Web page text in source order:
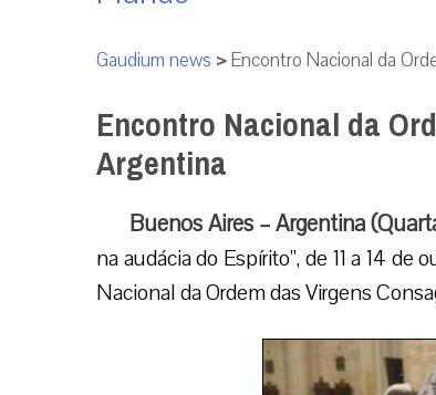
Gaudium news >Encontro Nacional da
Encontro Nacional da
Argentina
Buenos Aires – Argentina
na audácia do Espírito”, de 11 a 14
Nacional da Ordem das Virgens